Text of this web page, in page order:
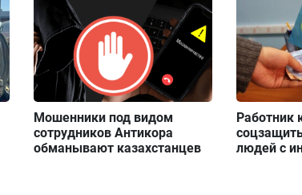
Мошенники под видом
сотрудников Антикора
обманывают казахстанцев
Работник
людей с